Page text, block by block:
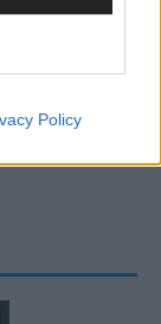
Policy
sein